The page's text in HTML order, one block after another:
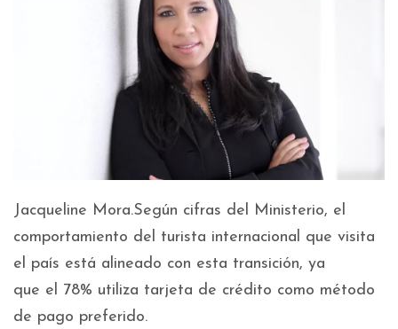
Jacqueline Mora.Según cifras del Ministerio, el
comportamiento del turista internacional que visita
el país está alineado con esta transición, ya
que el 78% utiliza tarjeta de crédito como método
de pago preferido.